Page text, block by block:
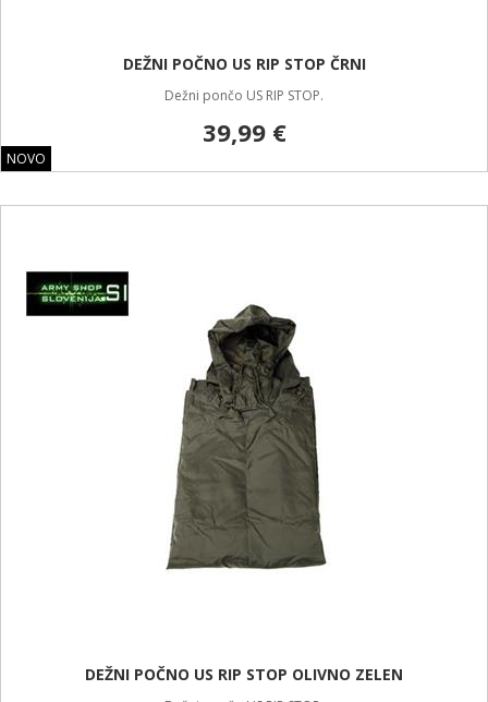
NOVO
DEŽNI POČNO US RIP STOP ČRNI
Dežni pončo US RIP STOP.
39,99 €
DEŽNI POČNO US RIP STOP OLIVNO ZELEN